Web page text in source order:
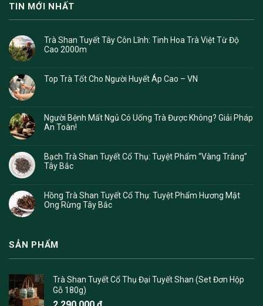
TIN MỚI NHẤT
Trà Shan Tuyết Tây Côn Lĩnh: Tinh Hoa Trà Việt Từ Độ
Cao 2000m
Top Trà Tốt Cho Người Huyết Áp Cao – VN
Người Bệnh Mất Ngủ Có Uống Trà Được Không? Giải Pháp
An Toàn!
Bạch Trà Shan Tuyết Cổ Thụ: Tuyệt Phẩm “Vàng Trắng”
Tây Bắc
Hồng Trà Shan Tuyết Cổ Thụ: Tuyệt Phẩm Hương Mật
Ong Rừng Tây Bắc
SẢN PHẨM
Trà Shan Tuyết Cổ Thụ Đại Tuyết Shan (Set Đơn Hộp
Gỗ 180g)